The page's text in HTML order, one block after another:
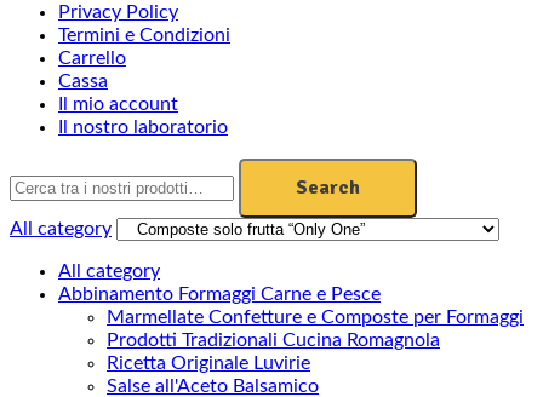
Privacy Policy
Termini e Condizioni
Carrello
Cassa
Il mio account
Il nostro laboratorio
for:
Search
All category
All category
Abbinamento Formaggi Carne e Pesce
Marmellate Confetture e Composte per Formaggi
Prodotti Tradizionali Cucina Romagnola
Ricetta Originale Luvirie
Salse all'Aceto Balsamico